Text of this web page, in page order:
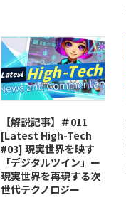
【解説記事】＃011
[Latest High-Tech
#03] 現実世界を映す
「デジタルツイン」ー
現実世界を再現する次
世代テクノロジー